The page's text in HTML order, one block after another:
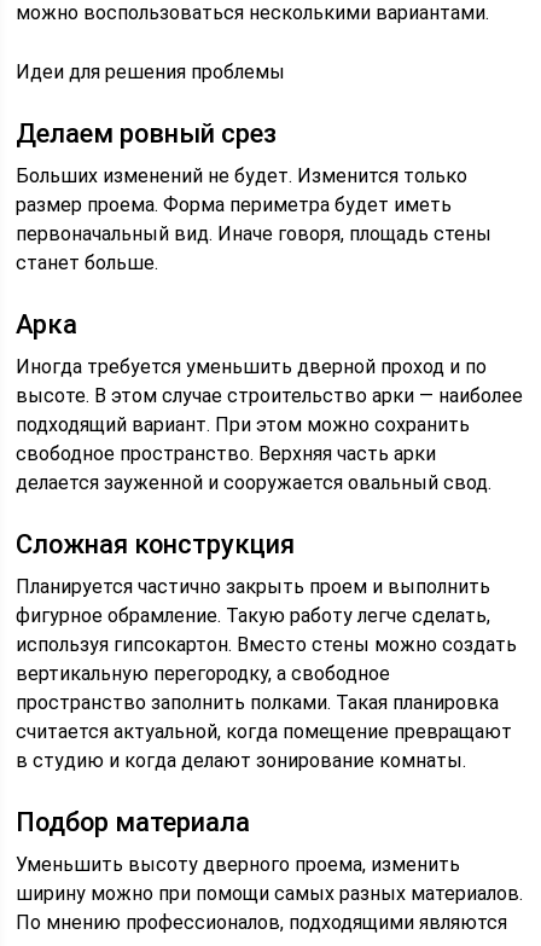
можно воспользоваться несколькими вариантами.
Идеи для решения проблемы
Делаем ровный срез
Больших изменений не будет. Изменится только
размер проема. Форма периметра будет иметь
первоначальный вид. Иначе говоря, площадь стены
станет больше.
Арка
Иногда требуется уменьшить дверной проход и по
высоте. В этом случае строительство арки — наиболее
подходящий вариант. При этом можно сохранить
свободное пространство. Верхняя часть арки
делается зауженной и сооружается овальный свод.
Сложная конструкция
Планируется частично закрыть проем и выполнить
фигурное обрамление. Такую работу легче сделать,
используя гипсокартон. Вместо стены можно создать
вертикальную перегородку, а свободное
пространство заполнить полками. Такая планировка
считается актуальной, когда помещение превращают
в студию и когда делают зонирование комнаты.
Подбор материала
Уменьшить высоту дверного проема, изменить
ширину можно при помощи самых разных материалов.
По мнению профессионалов, подходящими являются